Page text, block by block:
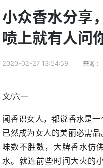
小众香水分享
喷上就有人问
2020-02-27 13:54:59 来源
文/六一
闻香识女人，都说香水是
已然成为女人的美丽必需
味数不胜数，大牌香水仿
水。就连前些时间大火的